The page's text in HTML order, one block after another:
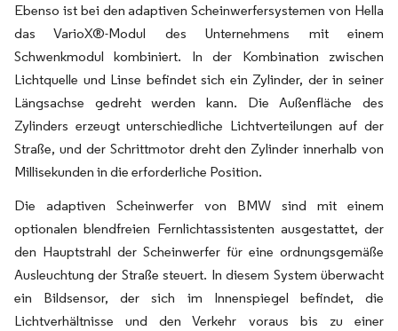
Ebenso ist bei den adaptiven Scheinwerfersystemen von Hella
das VarioX®-Modul des Unternehmens mit einem
Schwenkmodul kombiniert. In der Kombination zwischen
Lichtquelle und Linse befindet sich ein Zylinder, der in seiner
Längsachse gedreht werden kann. Die Außenfläche des
Zylinders erzeugt unterschiedliche Lichtverteilungen auf der
Straße, und der Schrittmotor dreht den Zylinder innerhalb von
Millisekunden in die erforderliche Position.
Die adaptiven Scheinwerfer von BMW sind mit einem
optionalen blendfreien Fernlichtassistenten ausgestattet, der
den Hauptstrahl der Scheinwerfer für eine ordnungsgemäße
Ausleuchtung der Straße steuert. In diesem System überwacht
ein Bildsensor, der sich im Innenspiegel befindet, die
Lichtverhältnisse und den Verkehr voraus bis zu einer